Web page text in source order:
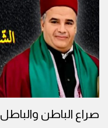
صراع الباطن والباطل